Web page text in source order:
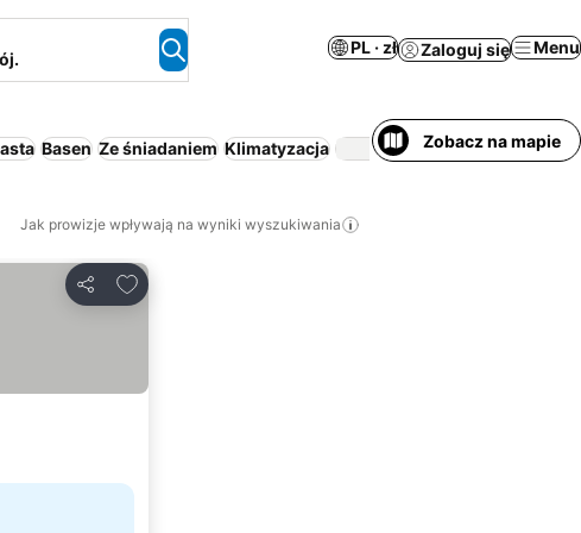
PL · zł Zaloguj się Menu
Basen Ze śniadaniem Klimatyzacja Wanna z
Zobacz na mapie
Jak prowizje wpływają na wyniki wyszukiwania
Udostępnij
Dodaj do ulubionych